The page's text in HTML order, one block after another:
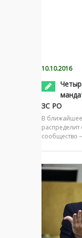
10.10.2016
ЗС РО
В ближайшее
сообщество